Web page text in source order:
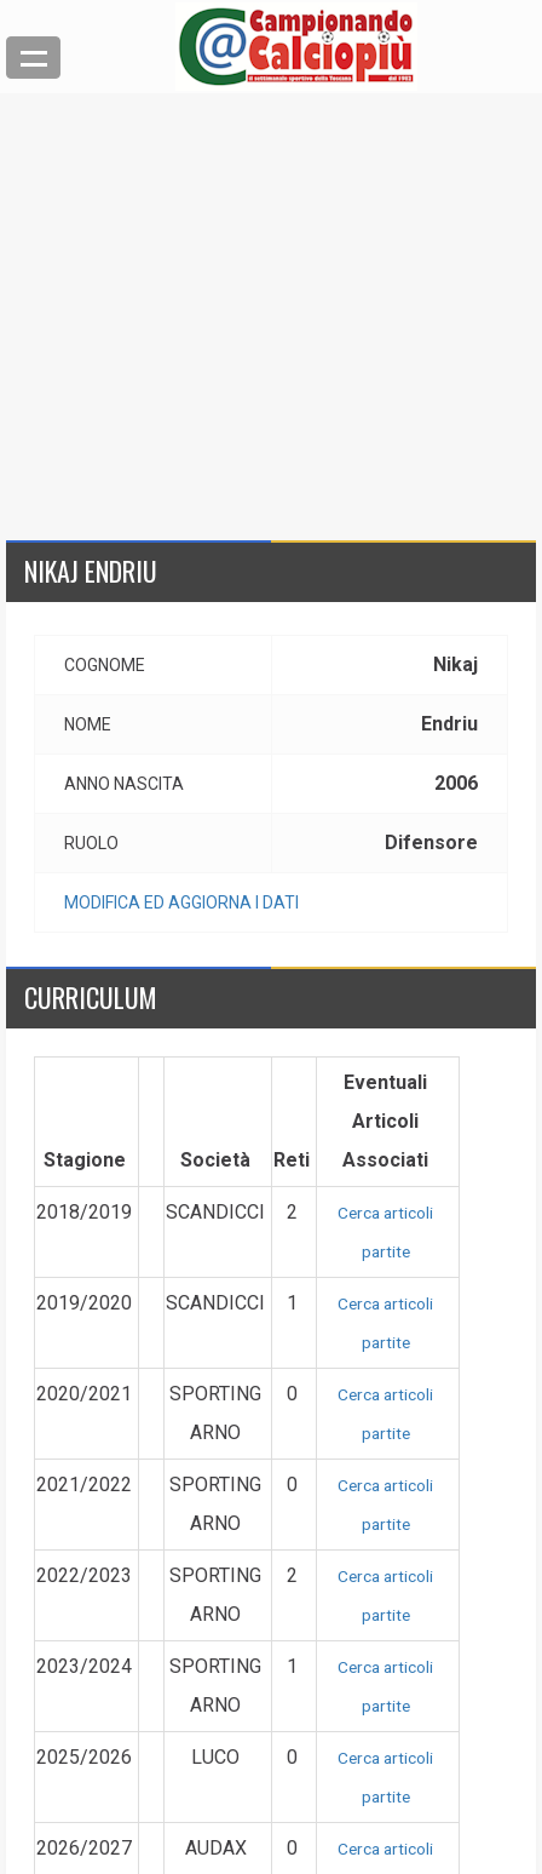
NIKAJ ENDRIU
COGNOME Nikaj
NOME Endriu
ANNO NASCITA 2006
RUOLO Difensore
MODIFICA ED AGGIORNA I DATI
CURRICULUM
Stagione Società Reti
Eventuali
Articoli
Associati
2018/2019 SCANDICCI 2
Cerca articoli
partite
2019/2020 SCANDICCI 1
Cerca articoli
partite
2020/2021
SPORTING
ARNO
0
Cerca articoli
partite
2021/2022
SPORTING
ARNO
0
Cerca articoli
partite
2022/2023
SPORTING
ARNO
2
Cerca articoli
partite
2023/2024
SPORTING
ARNO
1
Cerca articoli
partite
2025/2026 LUCO 0
Cerca articoli
partite
2026/2027
AUDAX
0
Cerca articoli